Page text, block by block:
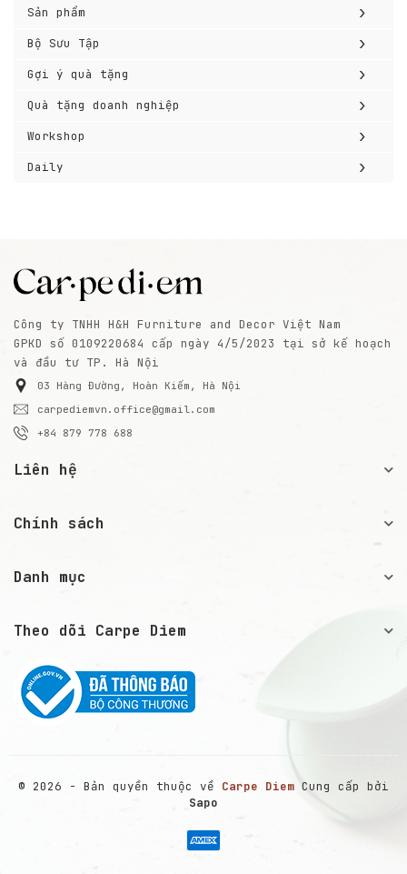
Sản phẩm ›
Bộ Sưu Tập ›
Gợi ý quà tặng ›
Quà tặng doanh nghiệp ›
Workshop ›
Daily ›
Công ty TNHH H&H Furniture and Decor Việt Nam
GPKD số 0109220684 cấp ngày 4/5/2023 tại sở kế hoạch
và đầu tư TP. Hà Nội
03 Hàng Đường, Hoàn Kiếm, Hà Nội
carpediemvn.office@gmail.com
+84 879 778 688
Liên hệ
Chính sách
Danh mục
Theo dõi Carpe Diem
© 2026 - Bản quyền thuộc về Carpe Diem Cung cấp bởi
Sapo